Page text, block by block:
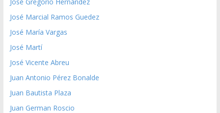
José Marcial Ramos Guedez
José María Vargas
José Martí
José Vicente Abreu
Juan Antonio Pérez Bonalde
Juan Bautista Plaza
Juan German Roscio